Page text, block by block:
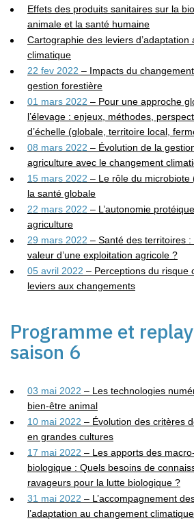
Effets des produits sanitaires sur la
animale et la santé humaine
Cartographie des leviers d’adaptation
climatique
22 fev 2022 – Impacts du
gestion forestière
01 mars 2022 – Pour une approche
l’élevage : enjeux, méthodes,
d’échelle (globale, territoire local,
08 mars 2022 – Évolution de la
agriculture avec le changement
15 mars 2022 – Le rôle du microbiote
la santé globale
22 mars 2022 – L’autonomie
agriculture
29 mars 2022 – Santé des territoires
valeur d’une exploitation agricole ?
05 avril 2022 – Perceptions du risque
leviers aux changements
Programme et
saison 6
03 mai 2022 – Les technologies
bien-être animal
10 mai 2022 – Évolution des critères
en grandes cultures
17 mai 2022 – Les apports des
biologique : Quels besoins de
ravageurs pour la lutte biologique ?
31 mai 2022 – L’accompagnement
l’adaptation au changement climatique